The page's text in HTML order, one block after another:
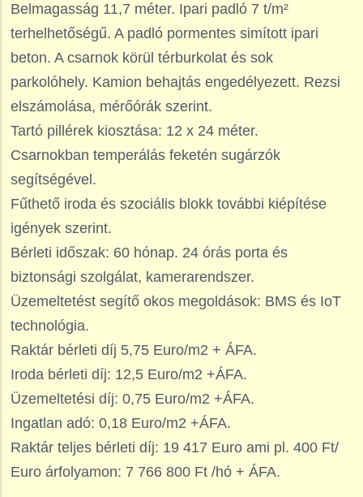
Belmagasság 11,7 méter. Ipari padló 7 t/m²
terhelhetőségű. A padló pormentes simított ipari
beton. A csarnok körül térburkolat és sok
parkolóhely. Kamion behajtás engedélyezett. Rezsi
elszámolása, mérőórák szerint.
Tartó pillérek kiosztása: 12 x 24 méter.
Csarnokban temperálás feketén sugárzók
segítségével.
Fűthető iroda és szociális blokk további kiépítése
igények szerint.
Bérleti időszak: 60 hónap. 24 órás porta és
biztonsági szolgálat, kamerarendszer.
Üzemeltetést segítő okos megoldások: BMS és IoT
technológia.
Raktár bérleti díj 5,75 Euro/m2 + ÁFA.
Iroda bérleti díj: 12,5 Euro/m2 +ÁFA.
Üzemeltetési díj: 0,75 Euro/m2 +ÁFA.
Ingatlan adó: 0,18 Euro/m2 +ÁFA.
Raktár teljes bérleti díj: 19 417 Euro ami pl. 400 Ft/
Euro árfolyamon: 7 766 800 Ft /hó + ÁFA.